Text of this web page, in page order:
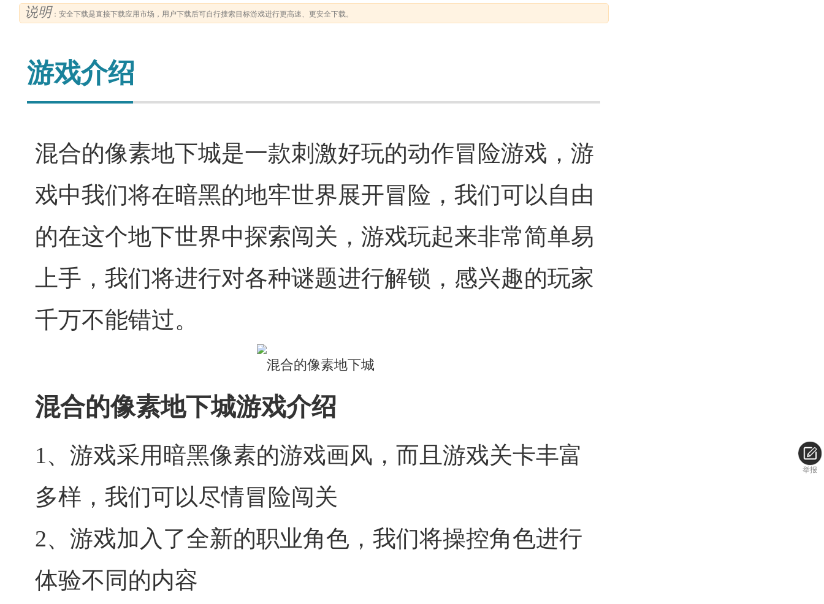
说明：安全下载是直接下载应用市场，用户下载后可自行搜索目标游戏进行更高速、更安全下载。
游戏介绍
混合的像素地下城是一款刺激好玩的动作冒险游戏，游
戏中我们将在暗黑的地牢世界展开冒险，我们可以自由
的在这个地下世界中探索闯关，游戏玩起来非常简单易
上手，我们将进行对各种谜题进行解锁，感兴趣的玩家
千万不能错过。
混合的像素地下城游戏介绍
1、游戏采用暗黑像素的游戏画风，而且游戏关卡丰富
多样，我们可以尽情冒险闯关
2、游戏加入了全新的职业角色，我们将操控角色进行
体验不同的内容
举报